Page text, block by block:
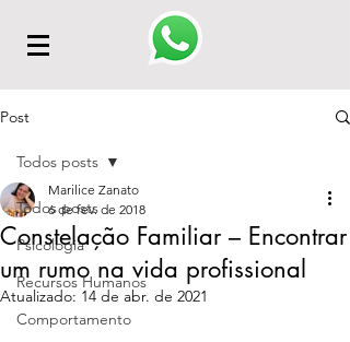
Post
Todos posts
Psicologia
Recursos Humanos
Comportamento
Todos posts
Constelação Familiar – Encontrar
um rumo na vida profissional
Marilice Zanato
6 de fev. de 2018
Atualizado: 14 de abr. de 2021